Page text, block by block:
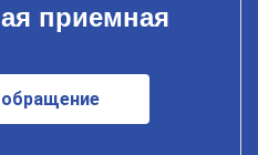
приемная